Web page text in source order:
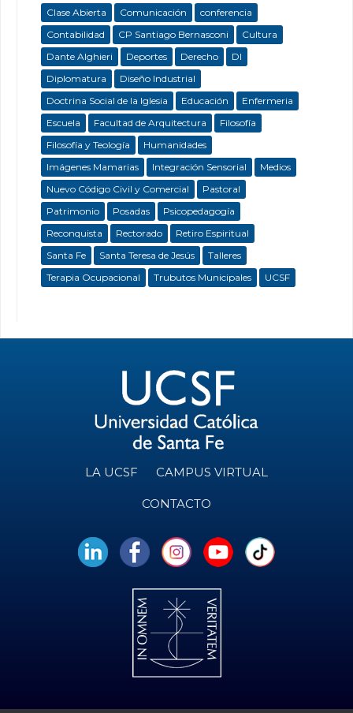
Clase Abierta
Comunicación
conferencia
Contabilidad
CP Santiago Bernasconi
Cultura
Dante Alghieri
Deportes Derecho
DI
Diplomatura
Diseño Industrial
Doctrina Social de la Iglesia
Educación
Enfermeria
Escuela
Facultad de Arquitectura
Filosofía
Filosofía y Teología
Humanidades
Imágenes Mamarias
Integración Sensorial
Medios
Nuevo Código Civil y Comercial
Pastoral
Patrimonio
Posadas
Psicopedagogía
Reconquista
Rectorado
Retiro Espiritual
Santa Fe
Santa Teresa de Jesús
Talleres
Terapia Ocupacional
Trubutos Municipales UCSF
LA UCSF CAMPUS VIRTUAL
CONTACTO